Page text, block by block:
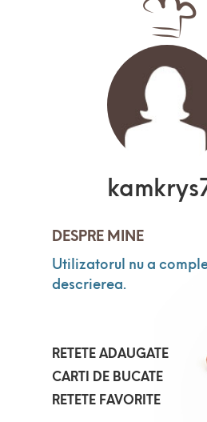
DESPRE MINE
Utilizatorul nu a
descrierea.
RETETE ADAUGATE
CARTI DE BUCATE
RETETE FAVORITE